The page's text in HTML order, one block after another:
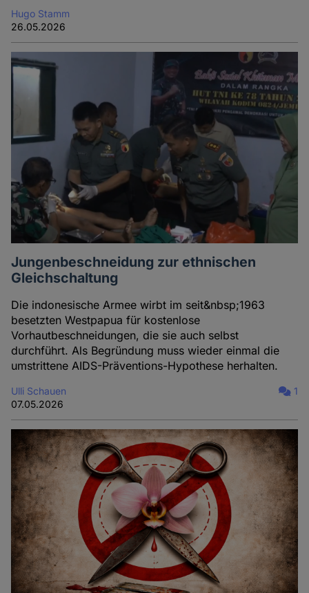
Hugo Stamm
26.05.2026
Jungenbeschneidung zur ethnischen
Gleichschaltung
Die indonesische Armee wirbt im seit&nbsp;1963
besetzten Westpapua für kostenlose
Vorhautbeschneidungen, die sie auch selbst
durchführt. Als Begründung muss wieder einmal die
umstrittene AIDS-Präventions-Hypothese herhalten.
Ulli Schauen
07.05.2026
1